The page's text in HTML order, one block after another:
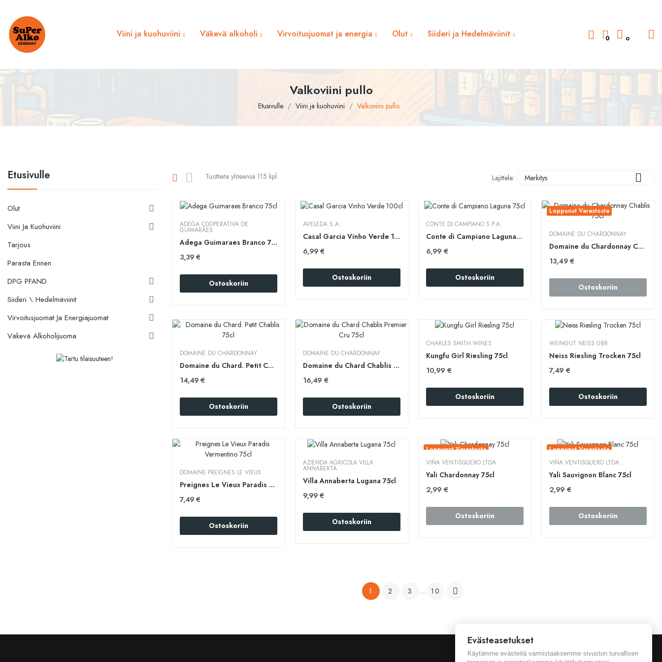
Viini ja kuohuviini Väkevä alkoholi Virvoitusjuomat ja energia Olut Siideri ja Hedelmäviinit 0 0
Valkoviini pullo
Etusivulle Viini ja kuohuviini Valkoviini pullo
Etusivulle
Olut 
Viini Ja Kuohuviini 
Tarjous
Parasta Ennen
DPG PFAND

Siideri \ Hedelmäviinit 
Virvoitusjuomat Ja Energiajuomat 
Väkevä Alkoholijuoma 
Tuotteita yhteensä 115 kpl. Lajittele: Merkitys 
ADEGA COOPERATIVA DE
GUIMARÃES
Adega Guimaraes Branco 75cl
3,39 €
Ostoskoriin
AVELEDA S.A.
Casal Garcia Vinho Verde 100cl
6,99 €
Ostoskoriin
CONTE DI CAMPIANO S.P.A.
Conte di Campiano Laguna 75cl
6,99 €
Ostoskoriin
Loppunut Varastosta
DOMAINE DU CHARDONNAY
Domaine du Chardonnay Chablis 75cl
13,49 €
Ostoskoriin
DOMAINE DU CHARDONNAY
Domaine du Chard. Petit Chablis 75cl
14,49 €
Ostoskoriin
DOMAINE DU CHARDONNAY
Domaine du Chard Chablis Premier Cru 75cl
16,49 €
Ostoskoriin
CHARLES SMITH WINES
Kungfu Girl Riesling 75cl
10,99 €
Ostoskoriin
WEINGUT NEISS GBR
Neiss Riesling Trocken 75cl
7,49 €
Ostoskoriin
DOMAINE PREIGNES LE VIEUX
Preignes Le Vieux Paradis Vermentino 75cl
7,49 €
Ostoskoriin
AZIENDA AGRICOLA VILLA
ANNABERTA
Villa Annaberta Lugana 75cl
9,99 €
Ostoskoriin
Loppunut Varastosta
VIÑA VENTISQUERO LTDA.
Yali Chardonnay 75cl
2,99 €
Ostoskoriin
Loppunut Varastosta
VIÑA VENTISQUERO LTDA.
Yali Sauvignon Blanc 75cl
2,99 €
Ostoskoriin
1 2 3 … 10 
Evästeasetukset
Käytämme evästeitä varmistaaksemme sivuston turvallisen